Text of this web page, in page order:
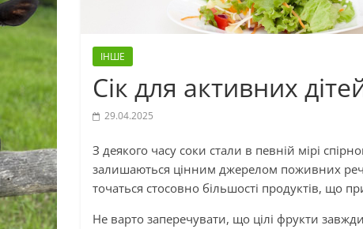
ІНШЕ
Сік для активних
29.04.2025
З деякого часу соки стали в певній мірі
залишаються цінним джерелом поживних
точаться стосовно більшості продуктів, що
Не варто заперечувати, що цілі фрукти